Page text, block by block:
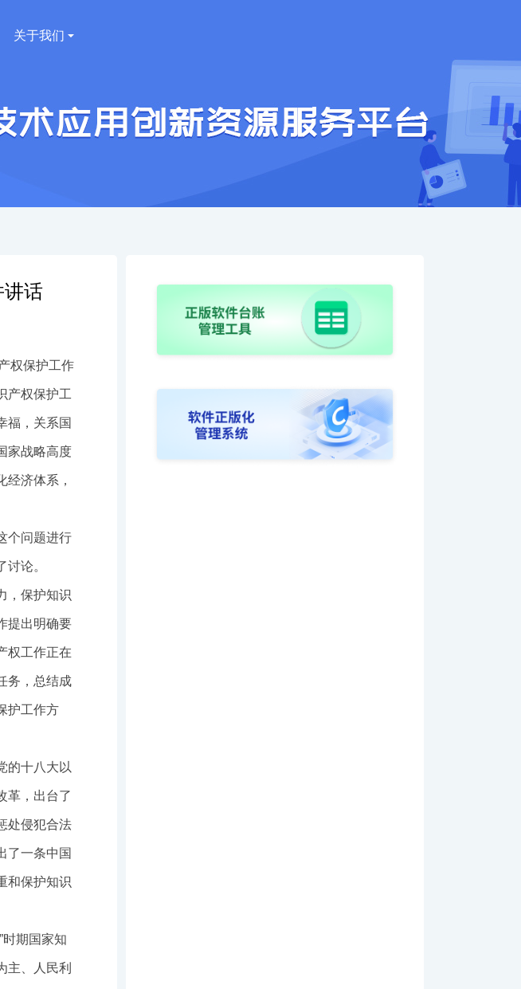
关于我们
讲话
权保护工作
产权保护工
福，关系国
家战略高度
济体系，
个问题进行
论。
，保护知识
提出明确要
权工作正在
务，总结成
护工作方
的十八大以
革，出台了
处侵犯合法
了一条中国
和保护知识
期国家知
主、人民利